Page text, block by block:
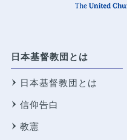
日本基督教団とは
日本基督教団とは
信仰告白
教憲